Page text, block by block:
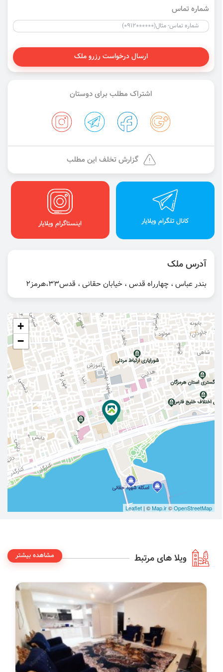
شماره تماس
ارسال درخواست رزرو ملک
اشتراک مطلب برای دوستان
گزارش تخلف این مطلب
کانال تلگرام ویلایار اینستاگرام ویلایار
آدرس ملک
بندر عباس ، چهارراه قدس ، خیابان حقانی ، قدس۳۳،هرمز۲
+
−
Leaflet | ©Map.ir©OpenStreetMap
ویلا های مرتبط مشاهده بیشتر